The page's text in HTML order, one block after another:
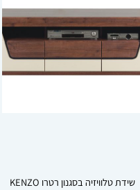
שידת טלוויזיה בסגנון רטרו KENZO